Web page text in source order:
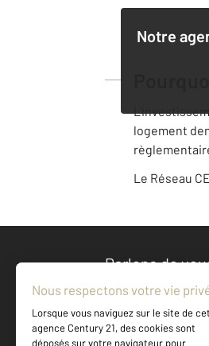
Notre
logement
Le Réseau
Parlons de